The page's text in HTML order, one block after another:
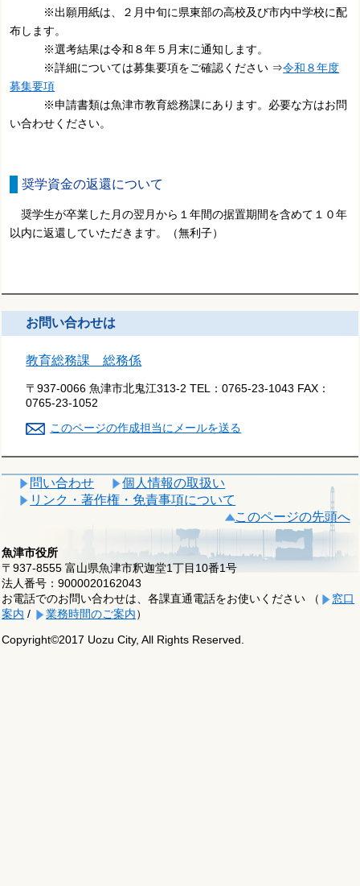
※出願用紙は、２月中旬に県東部の高校及び市内中学校に配
布します。
※選考結果は令和８年５月末に通知します。
※詳細については募集要項をご確認ください ⇒令和８年度
募集要項
※申請書類は魚津市教育総務課にあります。必要な方はお問
い合わせください。
奨学資金の返還について
奨学生が卒業した月の翌月から１年間の据置期間を含めて１０年
以内に返還していただきます。（無利子）
お問い合わせは
教育総務課 総務係
〒937-0066 魚津市北鬼江313-2 TEL：0765-23-1043 FAX：
0765-23-1052
このページの作成担当にメールを送る
問い合わせ
個人情報の取扱い
リンク・著作権・免責事項について
このページの先頭へ
魚津市役所
〒937-8555 富山県魚津市釈迦堂1丁目10番1号
法人番号：9000020162043
お電話でのお問い合わせは、各課直通電話をお使いください （
窓口
案内 / 業務時間のご案内）
Copyright©2017 Uozu City, All Rights Reserved.